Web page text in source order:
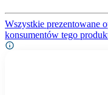
Wszystkie prezentowane
konsumentów tego